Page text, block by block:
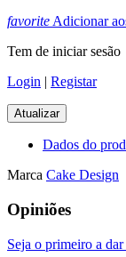
favoriteAdicionar
Tem de iniciar sesão
Login | Registar
Dados do
Marca Cake Design
Opiniões
Seja o primeiro a